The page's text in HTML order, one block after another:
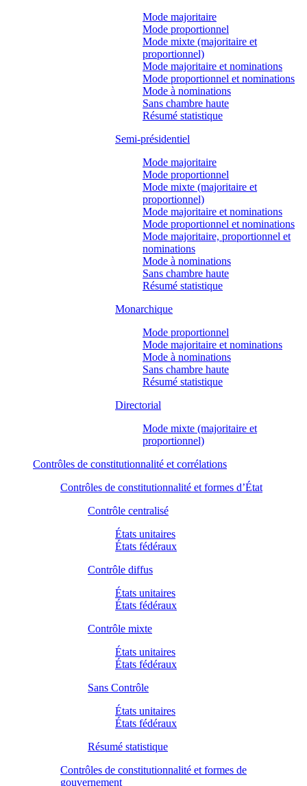
Mode majoritaire
Mode proportionnel
Mode mixte (majoritaire et
proportionnel)
Mode majoritaire et nominations
Mode proportionnel et nominations
Mode à nominations
Sans chambre haute
Résumé statistique
Semi-présidentiel
Mode majoritaire
Mode proportionnel
Mode mixte (majoritaire et
proportionnel)
Mode majoritaire et nominations
Mode proportionnel et nominations
Mode majoritaire, proportionnel et
nominations
Mode à nominations
Sans chambre haute
Résumé statistique
Monarchique
Mode proportionnel
Mode majoritaire et nominations
Mode à nominations
Sans chambre haute
Résumé statistique
Directorial
Mode mixte (majoritaire et
proportionnel)
Contrôles de constitutionnalité et corrélations
Contrôles de constitutionnalité et formes d’État
Contrôle centralisé
États unitaires
États fédéraux
Contrôle diffus
États unitaires
États fédéraux
Contrôle mixte
États unitaires
États fédéraux
Sans Contrôle
États unitaires
États fédéraux
Résumé statistique
Contrôles de constitutionnalité et formes de
gouvernement